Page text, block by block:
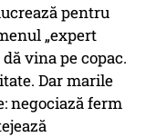
pentru
„expert
vina pe copac.
Dar marile
negociază ferm